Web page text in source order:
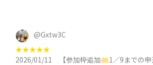
@Gxtw3C
★★★★★
2026/01/11
【参加枠追加🤲1／9までの申込〆切】カーリング体験し